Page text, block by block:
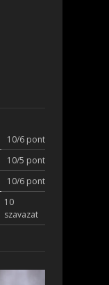
10/6 pont
10/5 pont
10/6 pont
10
szavazat